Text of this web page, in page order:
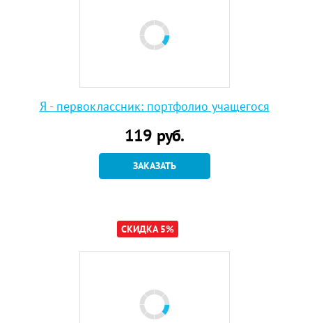
Я - первоклассник: портфолио учащегося
119 руб.
ЗАКАЗАТЬ
СКИДКА 5%